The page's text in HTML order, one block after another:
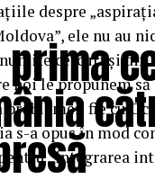
despre
ele nu au
cercuri și
noi le propunem
fie cu
s-a opus în mod
„integrarea
prima